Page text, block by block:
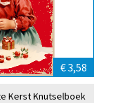
€ 3,58
Kerst Knutselboek